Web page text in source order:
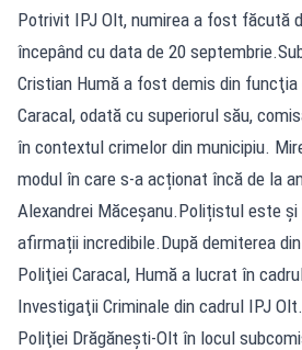
Potrivit IPJ Olt, numirea a fost făcută
începând cu data de 20
Cristian Humă a fost demis din
Caracal, odată cu superiorul său,
în contextul crimelor din municipiu.
modul în care s-a acționat încă de la
Alexandrei Măceșanu.Polițistul este
afirmații incredibile.După demiterea
Poliţiei Caracal, Humă a lucrat în
Investigaţii Criminale din cadrul IPJ
Poliţiei Drăgăneşti-Olt în locul